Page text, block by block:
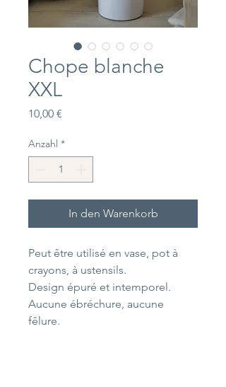
Chope blanche
XXL
10,00 €
Anzahl *
In den Warenkorb
Peut être utilisé en vase, pot à
crayons, à ustensils.
Design épuré et intemporel.
Aucune ébréchure, aucune
fêlure.